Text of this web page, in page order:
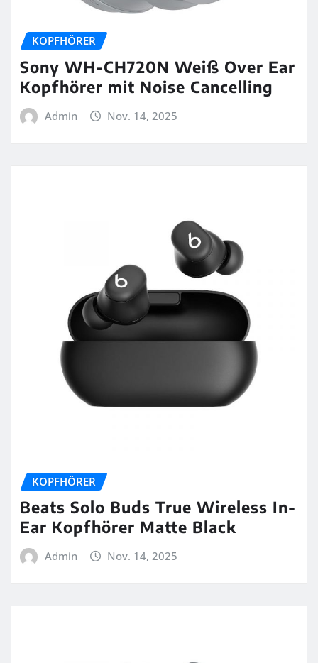
KOPFHÖRER
Sony WH-CH720N Weiß Over Ear
Kopfhörer mit Noise Cancelling
Admin Nov. 14, 2025
KOPFHÖRER
Beats Solo Buds True Wireless In-
Ear Kopfhörer Matte Black
Admin Nov. 14, 2025